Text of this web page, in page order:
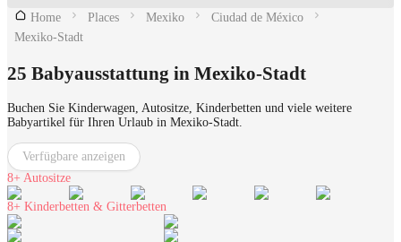
Home Places Mexiko
Ciudad de México
Mexiko-Stadt
25 Babyausstattung in Mexiko-Stadt
Buchen Sie Kinderwagen, Autositze, Kinderbetten und viele weitere
Babyartikel für Ihren Urlaub in Mexiko-Stadt.
Verfügbare anzeigen
8+ Autositze
8+ Kinderbetten & Gitterbetten